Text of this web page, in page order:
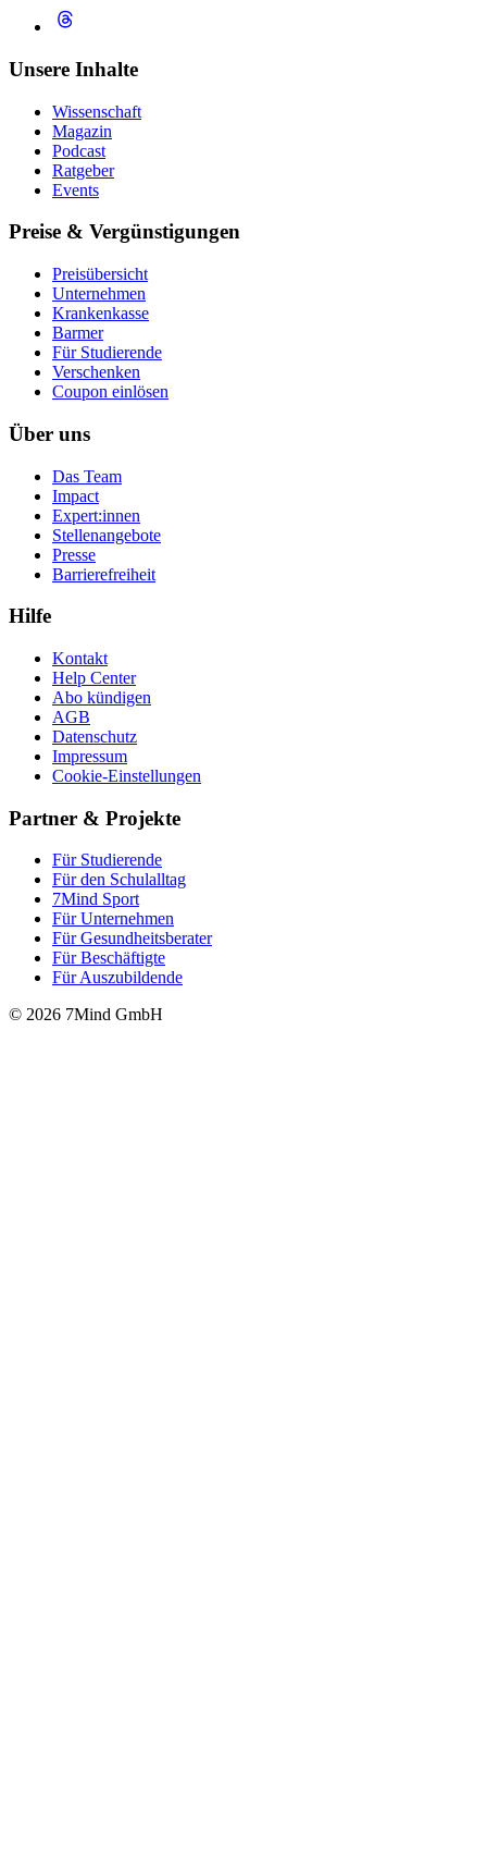
Unsere Inhalte
Wissenschaft
Magazin
Podcast
Ratgeber
Events
Preise & Vergünstigungen
Preisübersicht
Unternehmen
Krankenkasse
Barmer
Für Studierende
Ver­schen­ken
Coupon einlösen
Über uns
Das Team
Impact
Expert:innen
Stellenangebote
Presse
Barrierefreiheit
Hilfe
Kontakt
Help Center
Abo kündigen
AGB
Datenschutz
Impressum
Cookie-Einstellungen
Partner & Projekte
Für Stu­die­rende
Für den Schulalltag
7Mind Sport
Für Unter­neh­men
Für Gesund­heits­be­ra­ter
Für Beschäftigte
Für Auszubildende
© 2026 7Mind GmbH